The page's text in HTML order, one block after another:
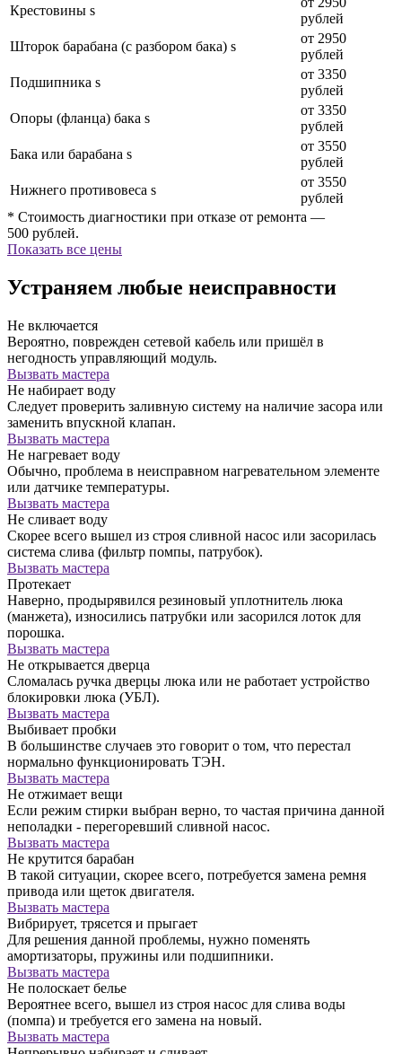
Крестовины s
рублей
Шторок барабана (с разбором бака) s
от 2950
рублей
Подшипника s
от 3350
рублей
Опоры (фланца) бака s
от 3350
рублей
Бака или барабана s
от 3550
рублей
Нижнего противовеса s
от 3550
рублей
* Стоимость диагностики при отказе от ремонта —
500 рублей.
Показать все цены
Устраняем любые неисправности
Не включается
Вероятно, поврежден сетевой кабель или пришёл в
негодность управляющий модуль.
Вызвать мастера
Не набирает воду
Следует проверить заливную систему на наличие засора или
заменить впускной клапан.
Вызвать мастера
Не нагревает воду
Обычно, проблема в неисправном нагревательном элементе
или датчике температуры.
Вызвать мастера
Не сливает воду
Скорее всего вышел из строя сливной насос или засорилась
система слива (фильтр помпы, патрубок).
Вызвать мастера
Протекает
Наверно, продырявился резиновый уплотнитель люка
(манжета), износились патрубки или засорился лоток для
порошка.
Вызвать мастера
Не открывается дверца
Сломалась ручка дверцы люка или не работает устройство
блокировки люка (УБЛ).
Вызвать мастера
Выбивает пробки
В большинстве случаев это говорит о том, что перестал
нормально функционировать ТЭН.
Вызвать мастера
Не отжимает вещи
Если режим стирки выбран верно, то частая причина данной
неполадки - перегоревший сливной насос.
Вызвать мастера
Не крутится барабан
В такой ситуации, скорее всего, потребуется замена ремня
привода или щеток двигателя.
Вызвать мастера
Вибрирует, трясется и прыгает
Для решения данной проблемы, нужно поменять
амортизаторы, пружины или подшипники.
Вызвать мастера
Не полоскает белье
Вероятнее всего, вышел из строя насос для слива воды
(помпа) и требуется его замена на новый.
Вызвать мастера